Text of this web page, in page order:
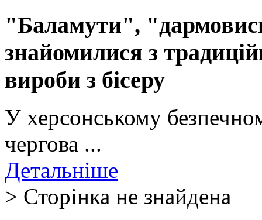
"Баламути",
знайомилися з
вироби з бісеру
У херсонському
чергова ...
Детальніше
> Сторінка не знайдена